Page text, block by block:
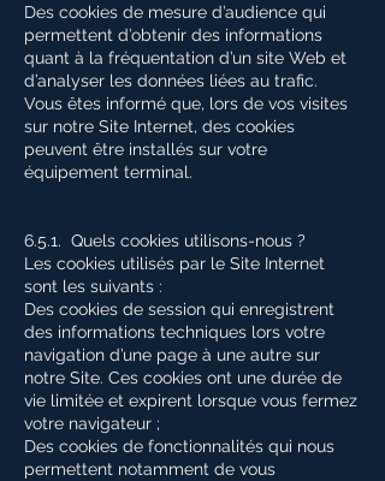
Des cookies de mesure d’audience qui
permettent d’obtenir des informations
quant à la fréquentation d’un site Web et
d’analyser les données liées au trafic.
Vous êtes informé que, lors de vos visites
sur notre Site Internet, des cookies
peuvent être installés sur votre
équipement terminal.
6.5.1. Quels cookies utilisons-nous ?
Les cookies utilisés par le Site Internet
sont les suivants :
Des cookies de session qui enregistrent
des informations techniques lors votre
navigation d’une page à une autre sur
notre Site. Ces cookies ont une durée de
vie limitée et expirent lorsque vous fermez
votre navigateur ;
Des cookies de fonctionnalités qui nous
permettent notamment de vous